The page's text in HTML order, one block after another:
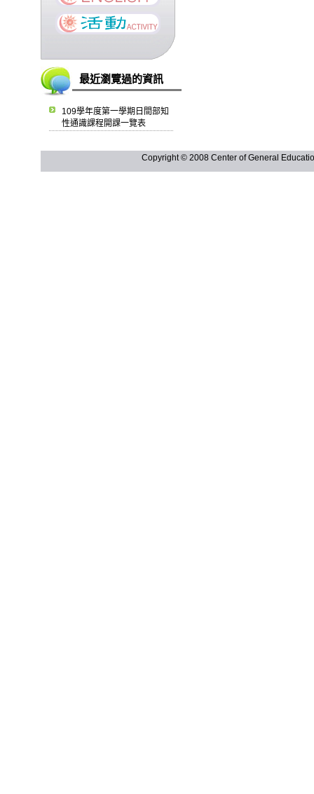
最近瀏覽過的資訊
109學年度第一學期日間部知
性通識課程開課一覽表
Copyright © 2008 Center of General